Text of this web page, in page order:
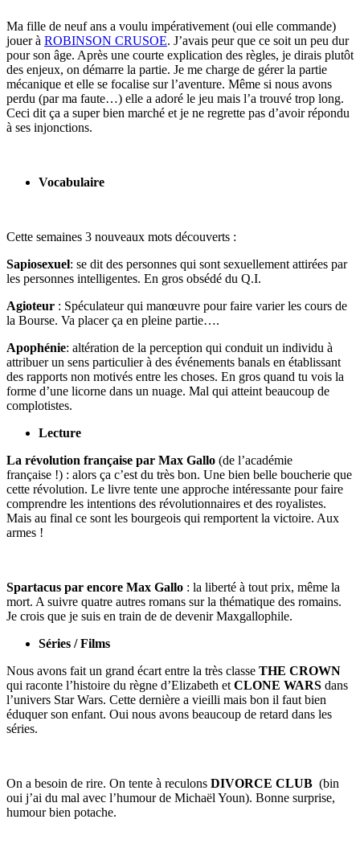
Ma fille de neuf ans a voulu impérativement (oui elle commande)
jouer à ROBINSON CRUSOE. J’avais peur que ce soit un peu dur
pour son âge. Après une courte explication des règles, je dirais plutôt
des enjeux, on démarre la partie. Je me charge de gérer la partie
mécanique et elle se focalise sur l’aventure. Même si nous avons
perdu (par ma faute…) elle a adoré le jeu mais l’a trouvé trop long.
Ceci dit ça a super bien marché et je ne regrette pas d’avoir répondu
à ses injonctions.
Vocabulaire
Cette semaines 3 nouveaux mots découverts :
Sapiosexuel: se dit des personnes qui sont sexuellement attirées par
les personnes intelligentes. En gros obsédé du Q.I.
Agioteur : Spéculateur qui manœuvre pour faire varier les cours de
la Bourse. Va placer ça en pleine partie….
Apophénie: altération de la perception qui conduit un individu à
attribuer un sens particulier à des événements banals en établissant
des rapports non motivés entre les choses. En gros quand tu vois la
forme d’une licorne dans un nuage. Mal qui atteint beaucoup de
complotistes.
Lecture
La révolution française par Max Gallo (de l’académie
française !) : alors ça c’est du très bon. Une bien belle boucherie que
cette révolution. Le livre tente une approche intéressante pour faire
comprendre les intentions des révolutionnaires et des royalistes.
Mais au final ce sont les bourgeois qui remportent la victoire. Aux
armes !
Spartacus par encore Max Gallo : la liberté à tout prix, même la
mort. A suivre quatre autres romans sur la thématique des romains.
Je crois que je suis en train de de devenir Maxgallophile.
Séries / Films
Nous avons fait un grand écart entre la très classe THE CROWN
qui raconte l’histoire du règne d’Elizabeth et CLONE WARS dans
l’univers Star Wars. Cette dernière a vieilli mais bon il faut bien
éduquer son enfant. Oui nous avons beaucoup de retard dans les
séries.
On a besoin de rire. On tente à reculons DIVORCE CLUB (bin
oui j’ai du mal avec l’humour de Michaël Youn). Bonne surprise,
humour bien potache.